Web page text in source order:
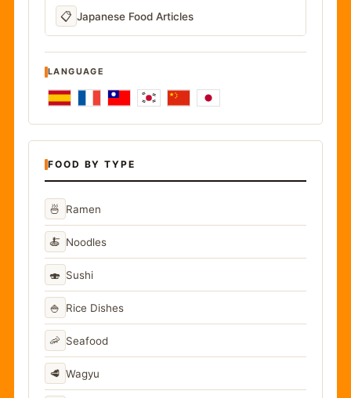
📋 Japanese Food Articles
LANGUAGE
FOOD BY TYPE
🍜 Ramen
🍝 Noodles
🍣 Sushi
🍚 Rice Dishes
🦐 Seafood
🥩 Wagyu